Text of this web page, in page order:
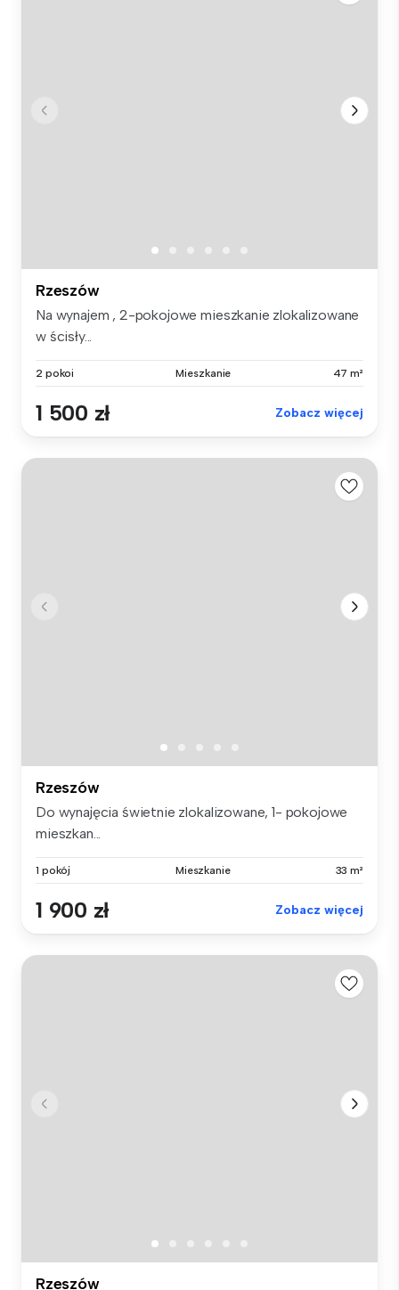
Rzeszów
Na wynajem , 2-pokojowe mieszkanie zlokalizowane
w ścisły...
2 pokoi Mieszkanie 47 m²
1 500 zł Zobacz więcej
Rzeszów
Do wynajęcia świetnie zlokalizowane, 1- pokojowe
mieszkan...
1 pokój Mieszkanie 33 m²
1 900 zł Zobacz więcej
Rzeszów